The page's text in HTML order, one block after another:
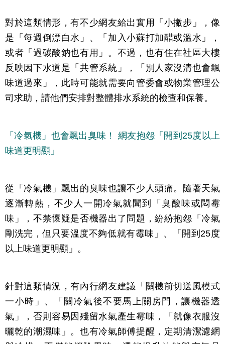
對於這類情形，有不少網友給出實用「小撇步」，像
是「每週倒漂白水」、「加入小蘇打加醋或溫水」，
或者「過碳酸鈉也有用」。不過，也有住在社區大樓
反映因下水道是「共管系統」，「別人家沒清也會飄
味道過來」，此時可能就需要向管委會或物業管理公
司求助，請他們安排對整體排水系統的檢查和保養。
「冷氣機」也會飄出臭味！ 網友抱怨「開到25度以上
味道更明顯」
從「冷氣機」飄出的臭味也讓不少人頭痛。隨著天氣
逐漸轉熱，不少人一開冷氣就聞到「臭酸味或悶霉
味」，不禁懷疑是否機器出了問題，紛紛抱怨「冷氣
剛洗完，但只要溫度不夠低就有霉味」、「開到25度
以上味道更明顯」。
針對這類情況，有內行網友建議「關機前切送風模式
一小時」、「關冷氣後不要馬上關房門，讓機器透
氣」，否則容易因殘留水氣產生霉味，「就像衣服沒
曬乾的潮濕味」。也有冷氣師傅提醒，定期清潔濾網